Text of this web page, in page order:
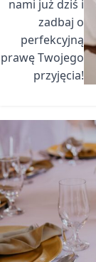
nami już dziś i
zadbaj o
perfekcyjną
Twojego
przyjęcia!